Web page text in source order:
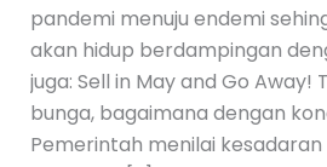
pandemi menuju endemi
akan hidup berdampingan
juga: Sell in May and Go Away!
bunga, bagaimana dengan
Pemerintah menilai